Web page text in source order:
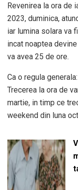
Revenirea la ora de
2023, duminica,
iar lumina solara va
incat noaptea
va avea 25 de ore.
Ca o regula generala:
Trecerea la ora de
martie, in timp ce
weekend din luna